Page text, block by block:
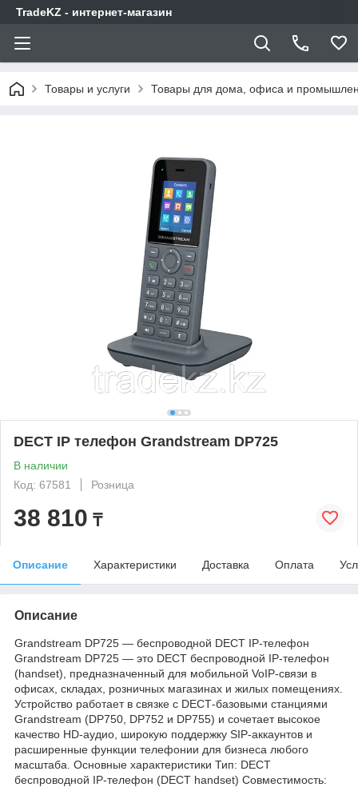
TradeKZ - интернет-магазин
Товары и услуги Товары для дома, офиса и
DECT IP телефон Grandstream DP725
В наличии
Код: 67581
Розница
38 810 ₸
Описание Характеристики Доставка Оплата
Описание
Grandstream DP725 — беспроводной DECT IP‑телефон
Grandstream DP725 — это DECT беспроводной IP‑телефон
(handset), предназначенный для мобильной VoIP‑связи в
офисах, складах, розничных магазинах и жилых помещениях.
Устройство работает в связке с DECT‑базовыми станциями
Grandstream (DP750, DP752 и DP755) и сочетает высокое
качество HD‑аудио, широкую поддержку SIP‑аккаунтов и
расширенные функции телефонии для бизнеса любого
масштаба. Основные характеристики Тип: DECT
беспроводной IP‑телефон (DECT handset) Совместимость: